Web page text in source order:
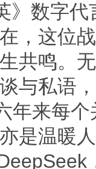
》数字
，这位
共鸣。
与私语
年来每
是温暖